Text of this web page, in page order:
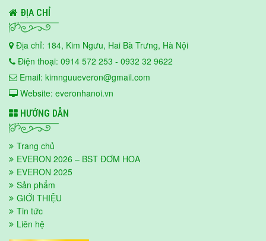
ĐỊA CHỈ
Địa chỉ: 184, Kim Ngưu, Hai Bà Trưng, Hà Nội
Điện thoại: 0914 572 253 - 0932 32 9622
Email: kimnguueveron@gmail.com
Website: everonhanoi.vn
HƯỚNG DẪN
Trang chủ
EVERON 2026 – BST ĐƠM HOA
EVERON 2025
Sản phẩm
GIỚI THIỆU
Tin tức
Liên hệ